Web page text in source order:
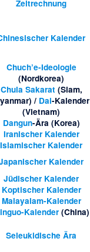
Zeitrechnung
Kalender
Chuch’e-Ideologie
(Nordkorea)
Chula Sakarat(Siam,
/ Dai-Kalender
(Vietnam)
Dangun-Ära (Korea)
Iranischer Kalender
Islamischer Kalender
Kalender
Jüdischer Kalender
Koptischer Kalender
Malayalam-Kalender
Kalender(China)
Seleukidische Ära